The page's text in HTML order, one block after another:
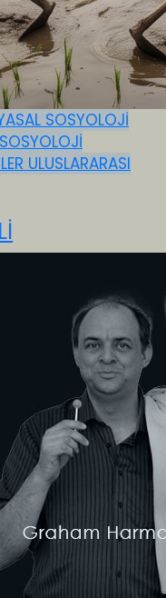
SOSYOLOJİ
SOSYOLOJİ
ULUSLARARASI